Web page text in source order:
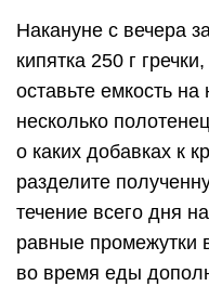
Накануне с вечера
кипятка 250 г
оставьте емкость на
несколько
о каких добавках к
разделите
течение всего дня
равные промежутки
во время еды